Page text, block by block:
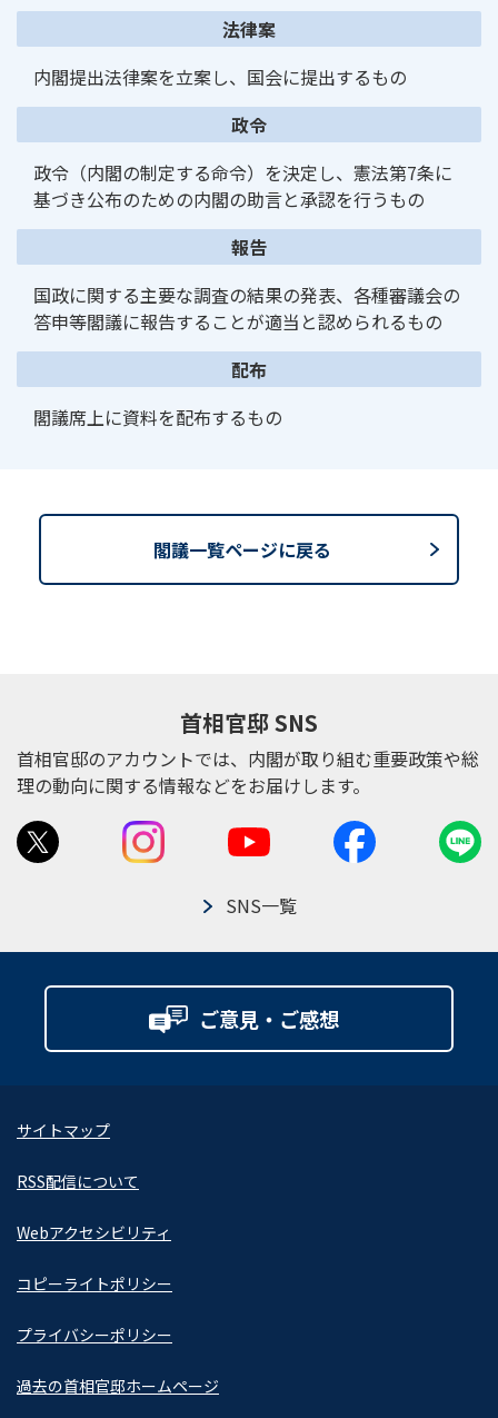
法律案
内閣提出法律案を立案し、国会に提出するもの
政令
政令（内閣の制定する命令）を決定し、憲法第7条に
基づき公布のための内閣の助言と承認を行うもの
報告
国政に関する主要な調査の結果の発表、各種審議会の
答申等閣議に報告することが適当と認められるもの
配布
閣議席上に資料を配布するもの
閣議一覧ページに戻る
首相官邸 SNS
首相官邸のアカウントでは、内閣が取り組む重要政策や総
理の動向に関する情報などをお届けします。
SNS一覧
ご意見・ご感想
サイトマップ
RSS配信について
Webアクセシビリティ
コピーライトポリシー
プライバシーポリシー
過去の首相官邸ホームページ